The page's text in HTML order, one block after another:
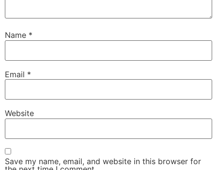
Name *
Email *
Website
Save my name, email, and website in this browser for